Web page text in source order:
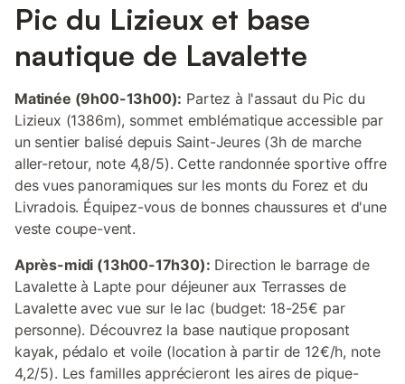
Pic du Lizieux et base
nautique de Lavalette
Matinée (9h00-13h00): Partez à l'assaut du Pic du
Lizieux (1386m), sommet emblématique accessible par
un sentier balisé depuis Saint-Jeures (3h de marche
aller-retour, note 4,8/5). Cette randonnée sportive offre
des vues panoramiques sur les monts du Forez et du
Livradois. Équipez-vous de bonnes chaussures et d'une
veste coupe-vent.
Après-midi (13h00-17h30): Direction le barrage de
Lavalette à Lapte pour déjeuner aux Terrasses de
Lavalette avec vue sur le lac (budget: 18-25€ par
personne). Découvrez la base nautique proposant
kayak, pédalo et voile (location à partir de 12€/h, note
4,2/5). Les familles apprécieront les aires de pique-